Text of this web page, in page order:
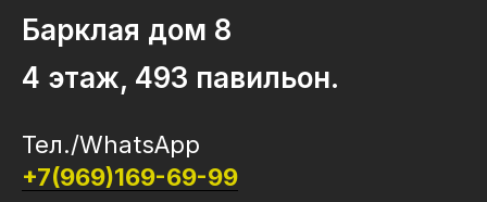
Барклая дом 8
4 этаж, 493 павильон.
Тел./WhatsApp
+7(969)169-69-99